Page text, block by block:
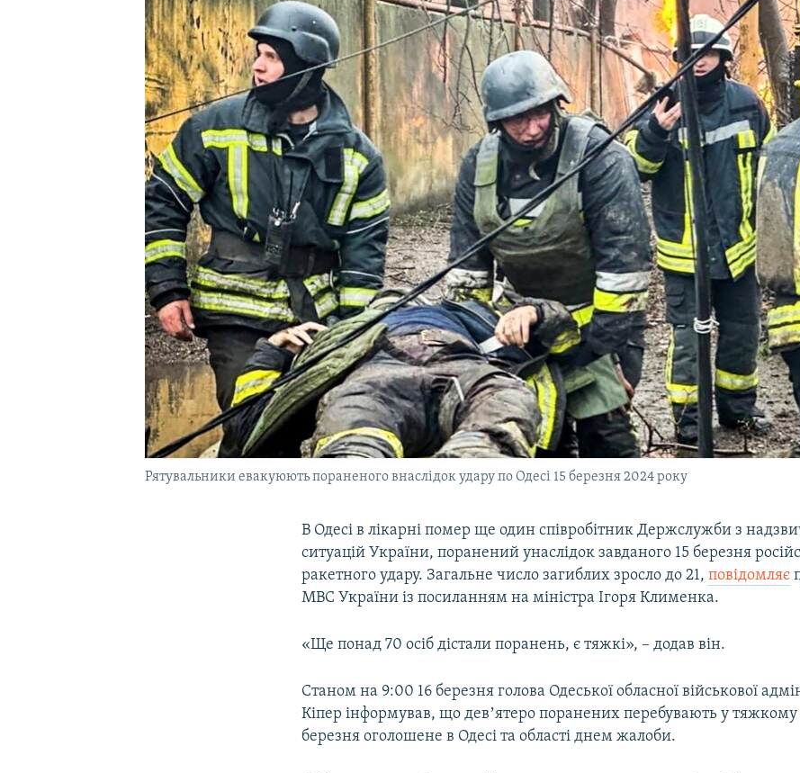
УКРАЇНСЬКА ПРОБЛЕМА КРИМУ
Рятувальники евакуюють пораненого внаслідок удару по Одесі 15 березня 2024 року
В Одесі в лікарні помер ще один співробітник Держслужби з
ситуацій України, поранений унаслідок завданого 15 березня
ракетного удару. Загальне число загиблих зросло до 21,повідомляє
МВС України із посиланням на міністра Ігоря Клименка.
«Ще понад 70 осіб дістали поранень, є тяжкі», – додав він.
Станом на 9:00 16 березня голова Одеської обласної військової
Кіпер інформував, що девʼятеро поранених перебувають у тяжкому
березня оголошене в Одесі та області днем жалоби.